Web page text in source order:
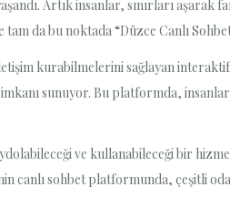
Artık insanlar, sınırları
da bu noktada “Düzce Canlı
kurabilmelerini sağlayan
sunuyor. Bu platformda,
ve kullanabileceği bir
canlı sohbet platformunda, çeşitli